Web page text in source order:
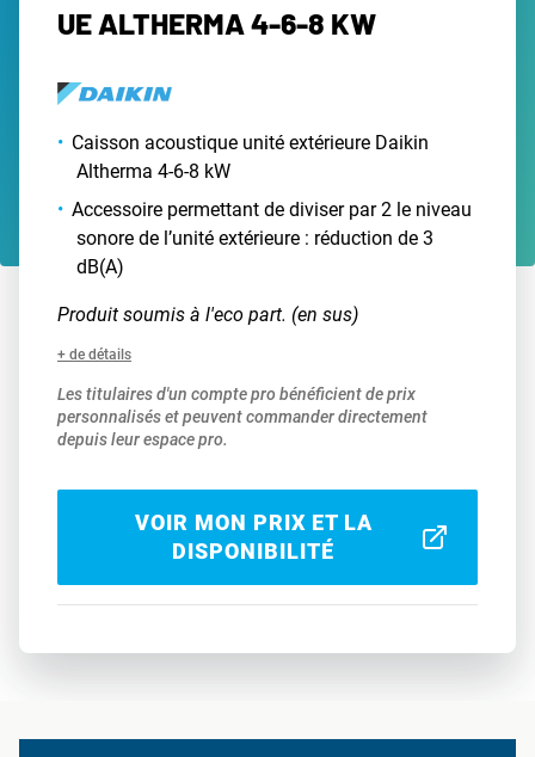
UE ALTHERMA 4-6-8 KW
Caisson acoustique unité extérieure Daikin
Altherma 4-6-8 kW
Accessoire permettant de diviser par 2 le niveau
sonore de l’unité extérieure : réduction de 3
dB(A)
Produit soumis à l'eco part. (en sus)
+ de détails
Les titulaires d'un compte pro bénéficient de prix
personnalisés et peuvent commander directement
depuis leur espace pro.
VOIR MON PRIX ET LA
DISPONIBILITÉ